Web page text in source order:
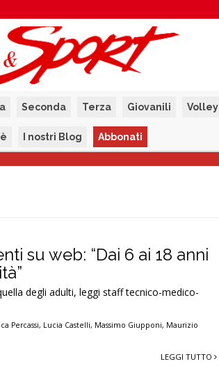
Seconda Terza Giovanili Volley
I nostri Blog Abbonati
su web: “Dai 6 ai 18 anni
degli adulti, leggi staff tecnico-medico-
Percassi, Lucia Castelli, Massimo Giupponi, Maurizio
LEGGI TUTTO